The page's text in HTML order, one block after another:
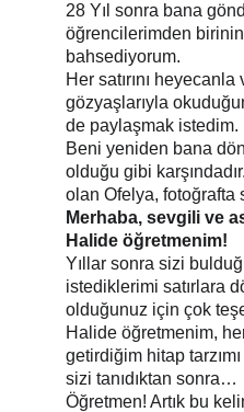
28 Yıl sonra bana
öğrencilerimden
bahsediyorum.
Her satırını
gözyaşlarıyla
de paylaşmak istedim.
Beni yeniden bana
olduğu gibi
olan Ofelya, fotoğrafta
Merhaba, sevgili ve
Halide öğretmenim!
Yıllar sonra sizi
istediklerimi satırlara
olduğunuz için çok
Halide öğretmenim,
getirdiğim hitap
sizi tanıdıktan sonra…
Öğretmen! Artık bu